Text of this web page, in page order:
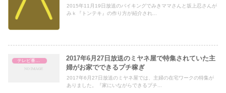
2015年11月19日放送のバイキングでみきママさんと坂上忍さんが
みｋ『トンテキ』の作り方が紹介され...
テレビ番組レビュー
2017年6月27日放送のミヤネ屋で特集されていた主
婦がお家でできるプチ稼ぎ
2017年6月27日放送のミヤネ屋では、主婦の在宅ワークの特集が
ありました。『家にいながらできるプチ...